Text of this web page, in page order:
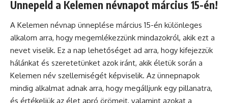
Ünnepeld a Kelemen névnapot március 15-én!
A Kelemen névnap ünneplése március 15-én különleges
alkalom arra, hogy megemlékezzünk mindazokról, akik ezt a
nevet viselik. Ez a nap lehetőséget ad arra, hogy kifejezzük
hálánkat és szeretetünket azok iránt, akik életük során a
Kelemen név szellemiségét képviselik. Az ünnepnapok
mindig alkalmat adnak arra, hogy megálljunk egy pillanatra,
és értékeljük az élet apró örömeit, valamint azokat a